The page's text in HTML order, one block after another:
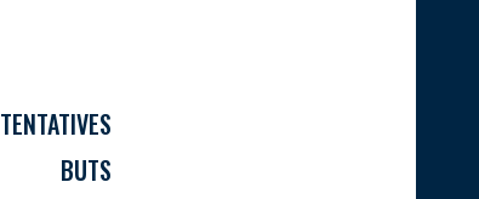
TENTATIVES
BUTS